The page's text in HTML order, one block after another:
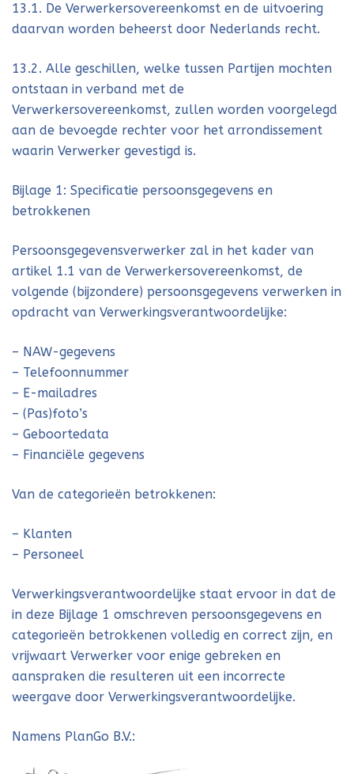
13.1. De Verwerkersovereenkomst en de uitvoering
daarvan worden beheerst door Nederlands recht.
13.2. Alle geschillen, welke tussen Partijen mochten
ontstaan in verband met de
Verwerkersovereenkomst, zullen worden voorgelegd
aan de bevoegde rechter voor het arrondissement
waarin Verwerker gevestigd is.
Bijlage 1: Specificatie persoonsgegevens en
betrokkenen
Persoonsgegevensverwerker zal in het kader van
artikel 1.1 van de Verwerkersovereenkomst, de
volgende (bijzondere) persoonsgegevens verwerken in
opdracht van Verwerkingsverantwoordelijke:
– NAW-gegevens
– Telefoonnummer
– E-mailadres
– (Pas)foto’s
– Geboortedata
– Financiële gegevens
Van de categorieën betrokkenen:
– Klanten
– Personeel
Verwerkingsverantwoordelijke staat ervoor in dat de
in deze Bijlage 1 omschreven persoonsgegevens en
categorieën betrokkenen volledig en correct zijn, en
vrijwaart Verwerker voor enige gebreken en
aanspraken die resulteren uit een incorrecte
weergave door Verwerkingsverantwoordelijke.
Namens PlanGo B.V.: